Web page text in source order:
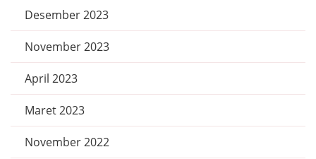
Desember 2023
November 2023
April 2023
Maret 2023
November 2022